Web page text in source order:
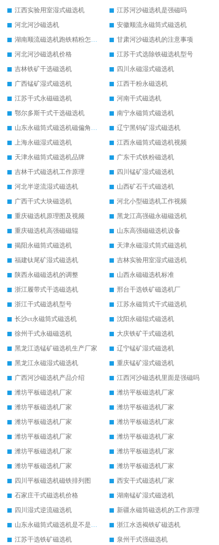
江西实验用室湿式磁选机
江苏河沙磁选机是强磁吗
河北河沙磁选机
安徽顺流永磁筒式磁选机
湖南顺流磁选机跑铁精粉怎么处理
甘肃河沙磁选机的注意事项
河北河沙磁选机价格
江苏干式选除铁磁选机型号
吉林铁矿干选磁选机
四川永磁湿式磁选机
广西锰矿湿式磁选机
江西干粉永磁选机
江苏干式永磁磁选机
河南干式磁选机
鄂尔多斯干式干选磁选机
南宁永磁筒式磁选机
山东永磁筒式磁选机磁偏角怎么调整
辽宁黑钨矿湿式磁选机
上海永磁湿式磁选机
江西永磁筒式磁选机视频
天津永磁筒式磁选机品牌
广东干式铁粉磁选机
吉林干式磁选机工作原理
四川锰矿湿式磁选机
河北半逆流湿式磁选机
山西矿石干式磁选机
广西干式大块磁选机
河北小型磁选机工作视频
重庆磁选机原理图及视频
黑龙江高强磁永磁磁选机
重庆磁选机高强磁磁辊
山东高强磁磁选机设备
揭阳永磁筒式磁选机
天津永磁湿式筒式磁选机
福建钛尾矿湿式磁选机
吉林实验用室湿式磁选机
陕西永磁磁选机的调整
山西永磁磁选机标准
浙江履带式干选磁选机
邢台干选铁矿磁选机厂
浙江干式磁选机型号
江苏永磁筒式干式磁选机
长沙ct永磁筒式磁选机
沈阳永磁辊式磁选机
徐州干式永磁磁选机
大庆铁矿干式磁选机
黑龙江选锰矿磁选机生产厂家
辽宁锰矿湿式磁选机
黑龙江永磁湿式磁选机
重庆锰矿湿式磁选机
广西河沙磁选机产品介绍
江西河沙磁选机里面是强磁吗
潍坊平板磁选机厂家
潍坊平板磁选机厂家
潍坊平板磁选机厂家
潍坊平板磁选机厂家
潍坊平板磁选机厂家
潍坊平板磁选机厂家
潍坊平板磁选机厂家
潍坊平板磁选机厂家
潍坊平板磁选机厂家
潍坊平板磁选机厂家
潍坊平板磁选机厂家
潍坊平板磁选机厂家
四川平板磁选机磁铁排列图
西安干式磁选机厂家
石家庄干式磁选机价格
湖南锰矿湿式磁选机
四川湿式逆流磁选机
新疆永磁筒磁选机的工作原理
山东永磁筒式磁选机是不是强磁
浙江水选褐铁矿磁选机
江苏干选铁矿磁选机
泉州干式强磁选机